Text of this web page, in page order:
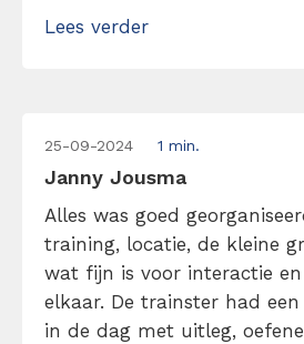
Lees verder
25-09-2024 1 min.
Janny Jousma
Alles was goed
training, locatie, de kleine
wat fijn is voor interactie
elkaar. De trainster had
in de dag met uitleg,